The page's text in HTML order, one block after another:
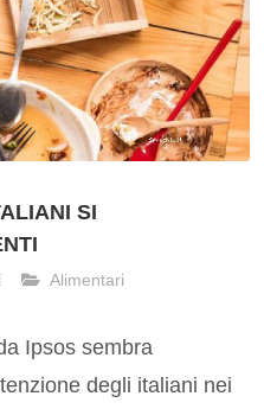
SI
Alimentari
Ipsos sembra
degli italiani nei